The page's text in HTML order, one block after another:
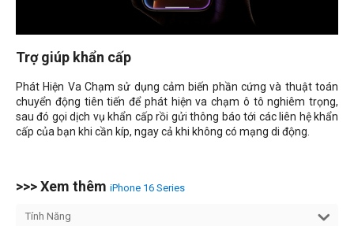
Trợ giúp khẩn cấp
Phát Hiện Va Chạm sử dụng cảm biến phần cứng và thuật toán
chuyển động tiên tiến để phát hiện va chạm ô tô nghiêm trọng,
sau đó gọi dịch vụ khẩn cấp rồi gửi thông báo tới các liên hệ khẩn
cấp của bạn khi cần kíp, ngay cả khi không có mạng di động.
>>> Xem thêm iPhone 16 Series
Tính Năng